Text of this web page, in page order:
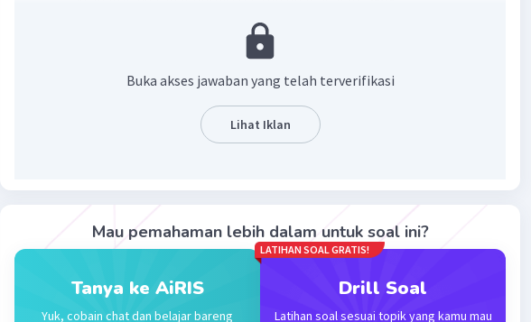
Balas
Buka akses jawaban yang telah terverifikasi
Lihat Iklan
Mau pemahaman lebih dalam untuk soal ini?
Tanya ke AiRIS
Yuk, cobain chat dan belajar bareng
LATIHAN SOAL GRATIS!
Drill Soal
Latihan soal sesuai topik yang kamu mau